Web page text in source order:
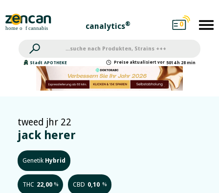
canalytics® 0
Stadt APOTHEKE Preise aktualisiert vor 5014 h 28 min
tweed jhr 22
jack herer
Genetik Hybrid
THC 22,00 % CBD 0,10 %